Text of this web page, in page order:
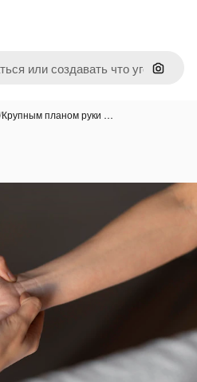
Поиск
/Крупным планом руки …